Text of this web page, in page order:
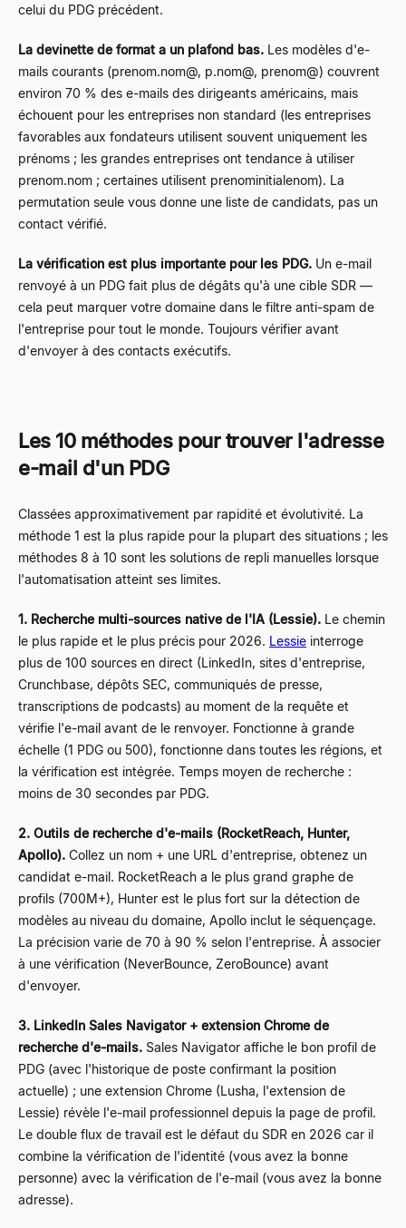
celui du PDG précédent.
La devinette de format a un plafond bas. Les modèles d'e-
mails courants (prenom.nom@, p.nom@, prenom@) couvrent
environ 70 % des e-mails des dirigeants américains, mais
échouent pour les entreprises non standard (les entreprises
favorables aux fondateurs utilisent souvent uniquement les
prénoms ; les grandes entreprises ont tendance à utiliser
prenom.nom ; certaines utilisent prenominitialenom). La
permutation seule vous donne une liste de candidats, pas un
contact vérifié.
La vérification est plus importante pour les PDG. Un e-mail
renvoyé à un PDG fait plus de dégâts qu'à une cible SDR —
cela peut marquer votre domaine dans le filtre anti-spam de
l'entreprise pour tout le monde. Toujours vérifier avant
d'envoyer à des contacts exécutifs.
Les 10 méthodes pour trouver l'adresse
e-mail d'un PDG
Classées approximativement par rapidité et évolutivité. La
méthode 1 est la plus rapide pour la plupart des situations ; les
méthodes 8 à 10 sont les solutions de repli manuelles lorsque
l'automatisation atteint ses limites.
1. Recherche multi-sources native de l'IA (Lessie). Le chemin
le plus rapide et le plus précis pour 2026. Lessie interroge
plus de 100 sources en direct (LinkedIn, sites d'entreprise,
Crunchbase, dépôts SEC, communiqués de presse,
transcriptions de podcasts) au moment de la requête et
vérifie l'e-mail avant de le renvoyer. Fonctionne à grande
échelle (1 PDG ou 500), fonctionne dans toutes les régions, et
la vérification est intégrée. Temps moyen de recherche :
moins de 30 secondes par PDG.
2. Outils de recherche d'e-mails (RocketReach, Hunter,
Apollo). Collez un nom + une URL d'entreprise, obtenez un
candidat e-mail. RocketReach a le plus grand graphe de
profils (700M+), Hunter est le plus fort sur la détection de
modèles au niveau du domaine, Apollo inclut le séquençage.
La précision varie de 70 à 90 % selon l'entreprise. À associer
à une vérification (NeverBounce, ZeroBounce) avant
d'envoyer.
3. LinkedIn Sales Navigator + extension Chrome de
recherche d'e-mails. Sales Navigator affiche le bon profil de
PDG (avec l'historique de poste confirmant la position
actuelle) ; une extension Chrome (Lusha, l'extension de
Lessie) révèle l'e-mail professionnel depuis la page de profil.
Le double flux de travail est le défaut du SDR en 2026 car il
combine la vérification de l'identité (vous avez la bonne
personne) avec la vérification de l'e-mail (vous avez la bonne
adresse).